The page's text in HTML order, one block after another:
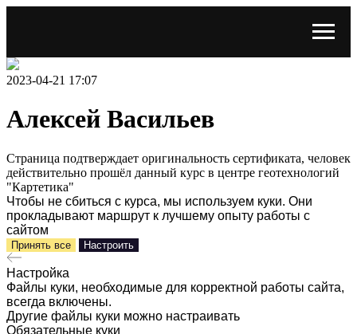
2023-04-21 17:07
Алексей Васильев
Страница подтверждает оригинальность сертификата, человек
действительно прошёл данный курс в центре геотехнологий
"Картетика"
Чтобы не сбиться с курса, мы используем куки. Они
прокладывают маршрут к лучшему опыту работы с
сайтом
Принять все Настроить
Настройка
Файлы куки, необходимые для корректной работы сайта,
всегда включены.
Другие файлы куки можно настраивать
Обязательные куки